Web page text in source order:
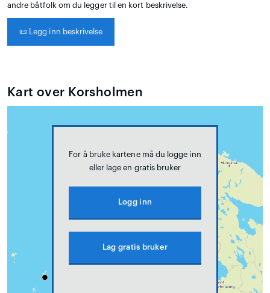
andre båtfolk om du legger til en kort beskrivelse.
📜 Legg inn beskrivelse
Kart over Korsholmen
For å bruke kartene må du logge inn
eller lage en gratis bruker
Logg inn
Lag gratis bruker